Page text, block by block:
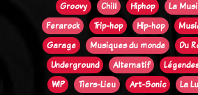
Groovy
Chill Hiphop La
Ferarock
Trip-hop Hip-hop
Garage
Musiques du monde Du
Underground
Alternatif
WIP
Tiers-Lieu Art-Sonic La